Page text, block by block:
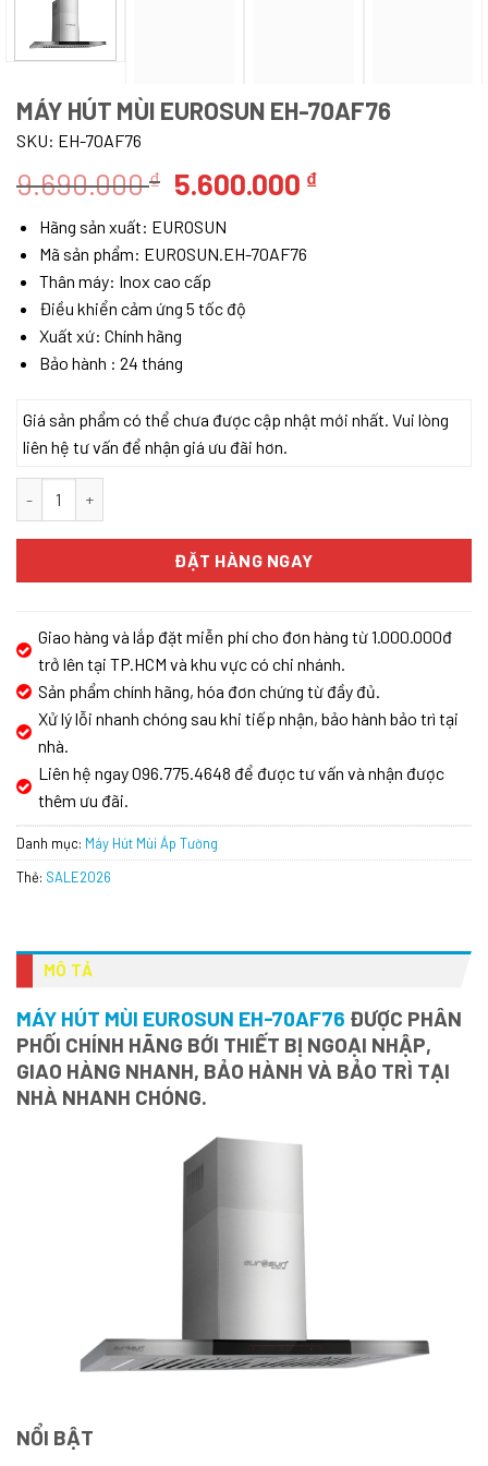
MÁY HÚT MÙI EUROSUN EH-70AF76
SKU: EH-70AF76
9.690.000₫ Giá
là:
9.690.000 ₫.
5.600.000 ₫Giá
Hãng sản xuất: EUROSUN
Mã sản phẩm: EUROSUN.EH-70AF76
Thân máy: Inox cao cấp
Điều khiển cảm ứng 5 tốc độ
Xuất xứ: Chính hãng
Bảo hành : 24 tháng
Giá sản phẩm có thể chưa được cập nhật mới nhất. Vui lòng
liên hệ tư vấn để nhận giá ưu đãi hơn.
ĐẶT HÀNG NGAY
Giao hàng và lắp đặt miễn phí cho đơn hàng từ 1.000.000đ
trở lên tại TP.HCM và khu vực có chi nhánh.
Sản phẩm chính hãng, hóa đơn chứng từ đầy đủ.
Xử lý lỗi nhanh chóng sau khi tiếp nhận, bảo hành bảo trì tại
nhà.
Liên hệ ngay 096.775.4648 để được tư vấn và nhận được
thêm ưu đãi.
Danh mục: Máy Hút Mùi Áp Tường
Thẻ: SALE2026
MÔ TẢ
MÁY HÚT MÙI EUROSUN EH-70AF76 ĐƯỢC PHÂN
PHỐI CHÍNH HÃNG BỚI THIẾT BỊ NGOẠI NHẬP,
GIAO HÀNG NHANH, BẢO HÀNH VÀ BẢO TRÌ TẠI
NHÀ NHANH CHÓNG.
NỔI BẬT